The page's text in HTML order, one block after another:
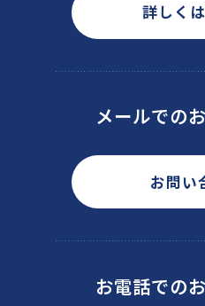
詳しく
メールでの
お問い
お電話での